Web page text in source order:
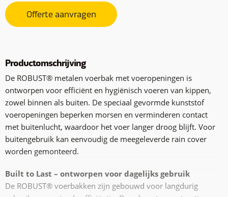
Offerte aanvragen
Productomschrijving
De ROBUST® metalen voerbak met voeropeningen is
ontworpen voor efficiënt en hygiënisch voeren van kippen,
zowel binnen als buiten. De speciaal gevormde kunststof
voeropeningen beperken morsen en verminderen contact
met buitenlucht, waardoor het voer langer droog blijft. Voor
buitengebruik kan eenvoudig de meegeleverde rain cover
worden gemonteerd.
Built to Last – ontworpen voor dagelijks gebruik
De ROBUST® voerbakken zijn gebouwd voor langdurig